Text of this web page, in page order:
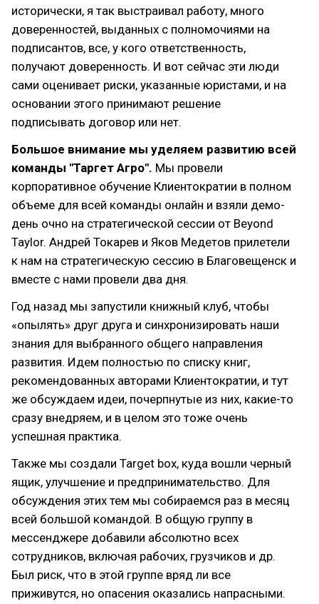
исторически, я так выстраивал работу, много
доверенностей, выданных с полномочиями на
подписантов, все, у кого ответственность,
получают доверенность. И вот сейчас эти люди
сами оценивает риски, указанные юристами, и на
основании этого принимают решение
подписывать договор или нет.
Большое внимание мы уделяем развитию всей
команды "Таргет Агро". Мы провели
корпоративное обучение Клиентократии в полном
объеме для всей команды онлайн и взяли демо-
день очно на стратегической сессии от Beyond
Taylor. Андрей Токарев и Яков Медетов прилетели
к нам на стратегическую сессию в Благовещенск и
вместе с нами провели два дня.
Год назад мы запустили книжный клуб, чтобы
«опылять» друг друга и синхронизировать наши
знания для выбранного общего направления
развития. Идем полностью по списку книг,
рекомендованных авторами Клиентократии, и тут
же обсуждаем идеи, почерпнутые из них, какие-то
сразу внедряем, и в целом это тоже очень
успешная практика.
Также мы создали Target box, куда вошли черный
ящик, улучшение и предпринимательство. Для
обсуждения этих тем мы собираемся раз в месяц
всей большой командой. В общую группу в
мессенджере добавили абсолютно всех
сотрудников, включая рабочих, грузчиков и др.
Был риск, что в этой группе вряд ли все
приживутся, но опасения оказались напрасными.